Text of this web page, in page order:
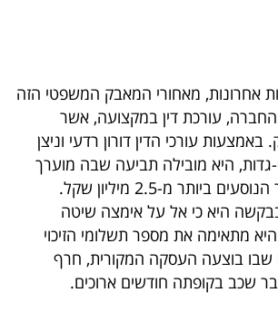
אחרונות, מאחורי המאבק המשפטי הזה
עורכת דין במקצועה, אשר
עורכי הדין דורון רדעי וניצן
היא מובילה תביעה שבה מוערך
הנזק הכולל לציבור הנוסעים ביותר מ-2.5 מיליון שקל.
היא כי אל על אימצה שיטה
מתאימה את מספר תשלומי הזיכוי
בוצעה העסקה המקורית, חרף
שכב בקופתה חודשים ארוכים.